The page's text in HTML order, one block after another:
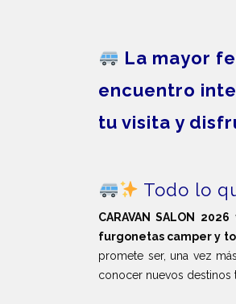
La mayor
encuentro
tu visita y
Todo lo
CARAVAN SALON 2026
furgonetas camper y
promete ser, una vez
conocer nuevos destinos